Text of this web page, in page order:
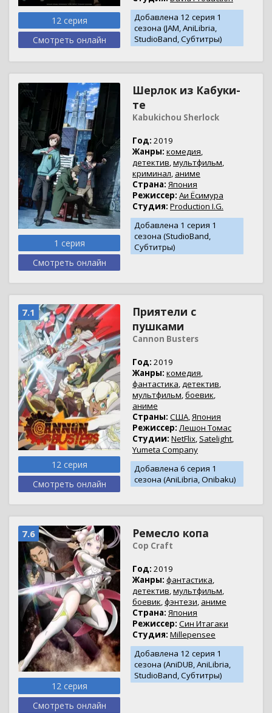
12 серия
Смотреть онлайн
Добавлена 12 серия 1
сезона (JAM, AniLibria,
StudioBand, Субтитры)
1 серия
Смотреть онлайн
Шерлок из Кабуки-
те
Kabukichou Sherlock
Год: 2019
Жанры: комедия,
детектив,мультфильм,
криминал, аниме
Страна: Япония
Режиссер: Аи Ёсимура
Студия: Production I.G.
Добавлена 1 серия 1
сезона (StudioBand,
Субтитры)
7.1
12 серия
Смотреть онлайн
Приятели с
пушками
Cannon Busters
Год: 2019
Жанры: комедия,
фантастика,детектив,
мультфильм,боевик,
аниме
Страны: США,Япония
Режиссер: Лешон Томас
Студии: NetFlix,Satelight,
Yumeta Company
Добавлена 6 серия 1
сезона (AniLibria, Onibaku)
7.6
12 серия
Смотреть онлайн
Ремесло копа
Cop Craft
Год: 2019
Жанры: фантастика,
детектив,мультфильм,
боевик,фэнтези, аниме
Страна: Япония
Режиссер: Син Итагаки
Студия: Millepensee
Добавлена 12 серия 1
сезона (AniDUB, AniLibria,
StudioBand, Субтитры)